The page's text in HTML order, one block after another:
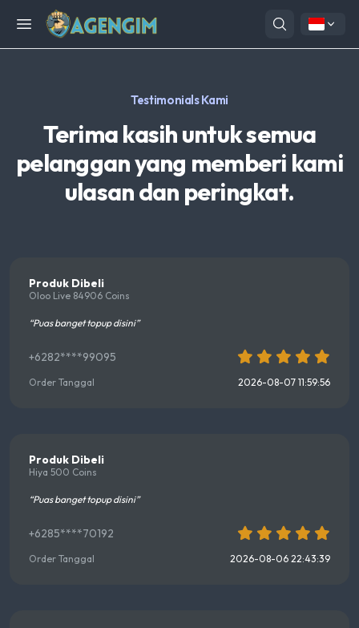
Open menu
Testimonials Kami
Terima kasih untuk semua
pelanggan yang memberi kami
ulasan dan peringkat.
Produk Dibeli
Oloo Live 84906 Coins
“Puas banget topup disini”
+6282****99095
Order Tanggal 2026-08-07 11:59:56
Produk Dibeli
Hiya 500 Coins
“Puas banget topup disini”
+6285****70192
Order Tanggal 2026-08-06 22:43:39